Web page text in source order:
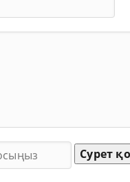
Сурет